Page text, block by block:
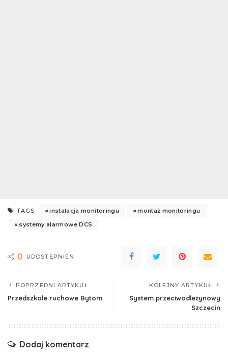
TAGS: instalacja monitoringu
montaż monitoringu
systemy alarmowe DCS
0 UDOSTĘPNIEŃ
POPRZEDNI ARTYKUŁ
Przedszkole ruchowe Bytom
KOLEJNY ARTYKUŁ
System przeciwodleżynowy
Szczecin
Dodaj komentarz